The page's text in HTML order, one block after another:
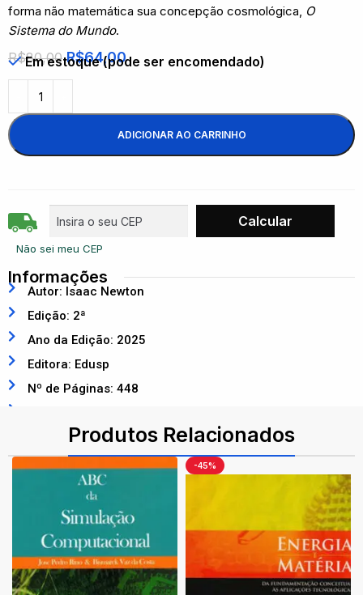
forma não matemática sua concepção cosmológica, O
Sistema do Mundo.
R$80,00 R$64,00
Em estoque (pode ser encomendado)
ADICIONAR AO CARRINHO
Não sei meu CEP
Informações
Autor: Isaac Newton
Edição: 2ª
Ano da Edição: 2025
Editora: Edusp
Nº de Páginas: 448
Produtos Relacionados
-45%